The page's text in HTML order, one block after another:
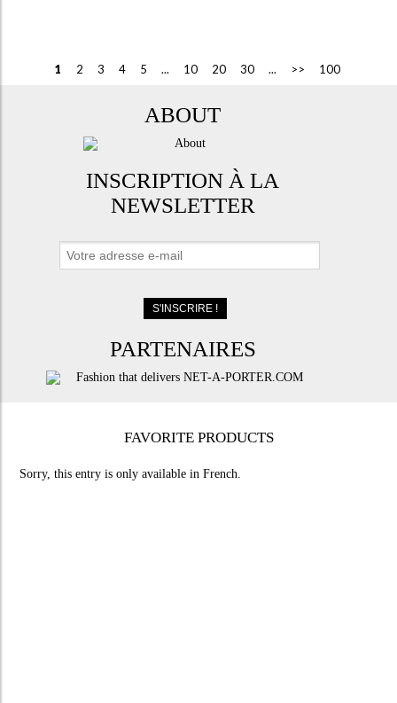
1 2 3 4 5 ... 10 20 30 ... >> 100
ABOUT
INSCRIPTION À LA
NEWSLETTER
PARTENAIRES
FAVORITE PRODUCTS
Sorry, this entry is only available inFrench.